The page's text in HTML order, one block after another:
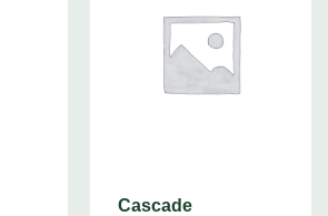
Cascade